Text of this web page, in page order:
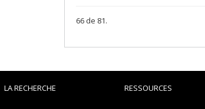
66 de 81.
LA RECHERCHE RESSOURCES